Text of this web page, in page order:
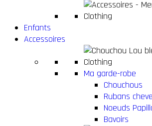
Enfants
Accessoires
Ma garde-robe
Chouchous
Rubans
Noeuds
Bavoirs